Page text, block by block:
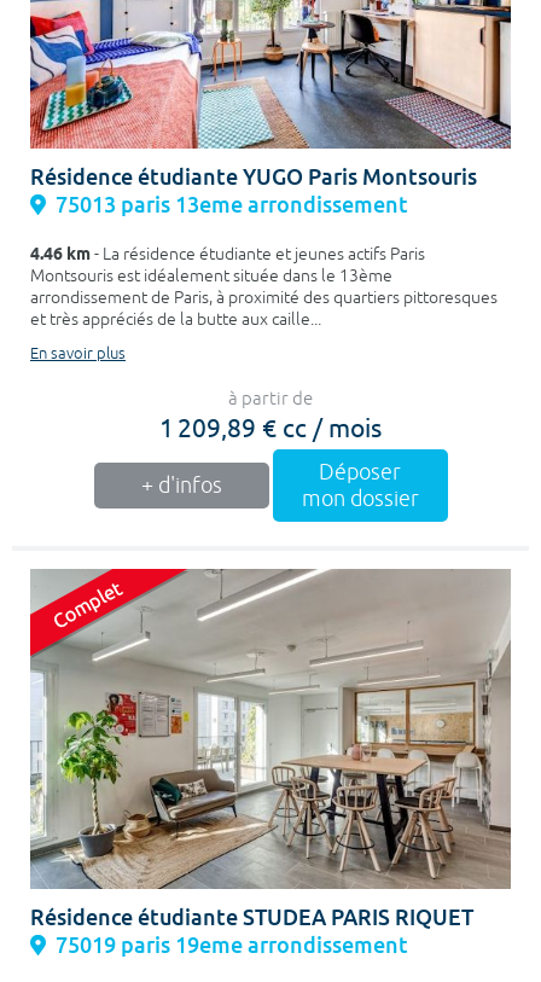
Résidence étudiante YUGO Paris Montsouris
75013 paris 13eme arrondissement
4.46 km- La résidence étudiante et jeunes actifs Paris
Montsouris est idéalement située dans le 13ème
arrondissement de Paris, à proximité des quartiers pittoresques
et très appréciés de la butte aux caille...
En savoir plus
à partir de
1 209,89 € cc / mois
+ d'infos
Déposer
mon dossier
Résidence étudiante STUDEA PARIS RIQUET
75019 paris 19eme arrondissement